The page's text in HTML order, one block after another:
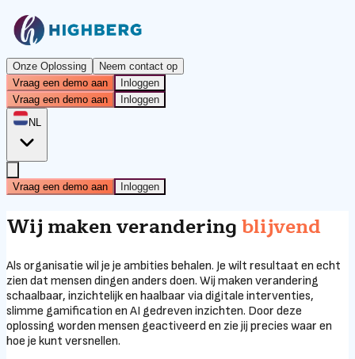
Onze Oplossing
Neem contact op
Vraag een demo aan
Inloggen
Vraag een demo aan
Inloggen
NL
Vraag een demo aan Inloggen
Wij maken veranderingblijvend
Als organisatie wil je je ambities behalen. Je wilt resultaat en echt
zien dat mensen dingen anders doen. Wij maken verandering
schaalbaar, inzichtelijk en haalbaar via digitale interventies,
slimme gamification en AI gedreven inzichten. Door deze
oplossing worden mensen geactiveerd en zie jij precies waar en
hoe je kunt versnellen.